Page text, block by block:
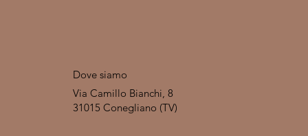
Dove siamo
Via Camillo Bianchi, 8
31015 Conegliano (TV)